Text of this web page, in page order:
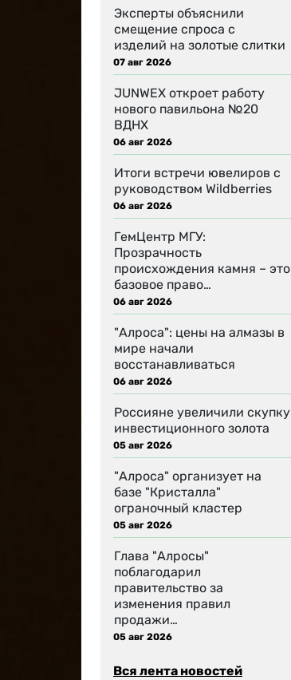
Эксперты объяснили
смещение спроса с
изделий на золотые слитки
07 авг 2026
JUNWEX откроет работу
нового павильона №20
ВДНХ
06 авг 2026
Итоги встречи ювелиров с
руководством Wildberries
06 авг 2026
ГемЦентр МГУ:
Прозрачность
происхождения камня – это
базовое право…
06 авг 2026
"Алроса": цены на алмазы в
мире начали
восстанавливаться
06 авг 2026
Россияне увеличили скупку
инвестиционного золота
05 авг 2026
"Алроса" организует на
базе "Кристалла"
ограночный кластер
05 авг 2026
Глава "Алросы"
поблагодарил
правительство за
изменения правил
продажи…
05 авг 2026
Вся лента новостей